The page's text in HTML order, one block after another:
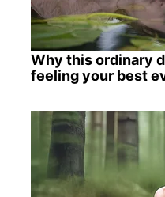
Why this ordinary
feeling your best